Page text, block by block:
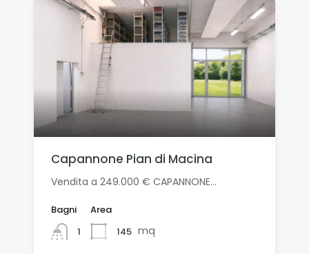
Capannone Pian di Macina
Vendita a 249.000 € CAPANNONE…
Bagni
1
Area
145 mq